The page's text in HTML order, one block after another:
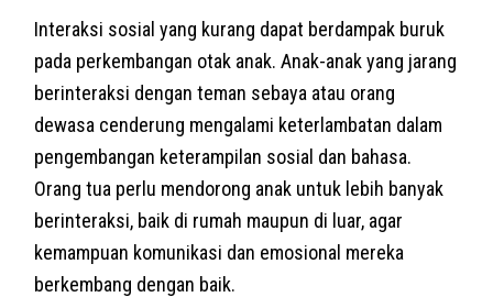
Interaksi sosial yang kurang dapat berdampak buruk
pada perkembangan otak anak. Anak-anak yang jarang
berinteraksi dengan teman sebaya atau orang
dewasa cenderung mengalami keterlambatan dalam
pengembangan keterampilan sosial dan bahasa.
Orang tua perlu mendorong anak untuk lebih banyak
berinteraksi, baik di rumah maupun di luar, agar
kemampuan komunikasi dan emosional mereka
berkembang dengan baik.